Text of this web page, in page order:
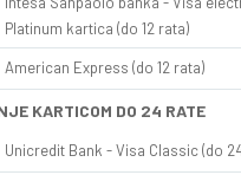
Platinum kartica (do 12 rata)
American Express (do 12 rata)
KARTICOM DO 24 RATE
Unicredit Bank - Visa Classic (do